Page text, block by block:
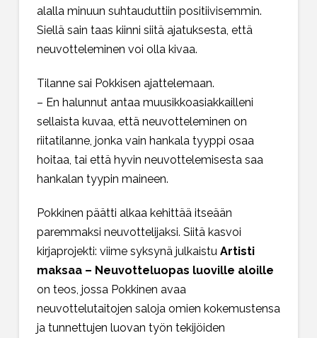
alalla minuun suhtauduttiin positiivisemmin.
Siellä sain taas kiinni siitä ajatuksesta, että
neuvotteleminen voi olla kivaa.
Tilanne sai Pokkisen ajattelemaan.
– En halunnut antaa muusikkoasiakkailleni
sellaista kuvaa, että neuvotteleminen on
riitatilanne, jonka vain hankala tyyppi osaa
hoitaa, tai että hyvin neuvottelemisesta saa
hankalan tyypin maineen.
Pokkinen päätti alkaa kehittää itseään
paremmaksi neuvottelijaksi. Siitä kasvoi
kirjaprojekti: viime syksynä julkaistu Artisti
maksaa – Neuvotteluopas luoville aloille
on teos, jossa Pokkinen avaa
neuvottelutaitojen saloja omien kokemustensa
ja tunnettujen luovan työn tekijöiden